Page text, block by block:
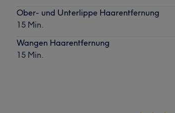
Ober- und Unterlippe Haarentfernung
15 Min.
Wangen Haarentfernung
15 Min.